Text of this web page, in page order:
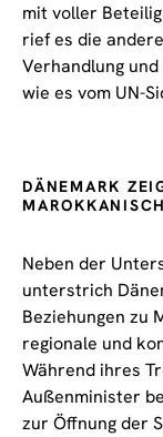
mit voller
rief es die
Verhandlung
wie es vom UN-
DÄNEMARK
Neben der
unterstrich
Beziehungen zu
regionale und
Während ihres
Außenminister
zur Öffnung der